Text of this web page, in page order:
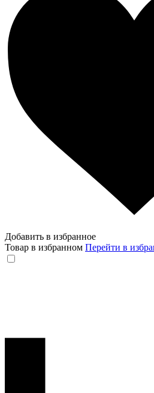
Добавить в избранное
Товар в избранном Перейти в